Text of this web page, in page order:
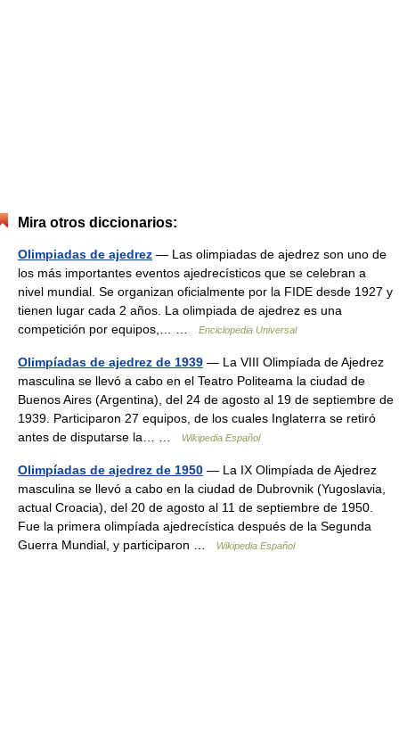
Mira otros diccionarios:
Olimpiadas de ajedrez — Las olimpiadas de ajedrez son uno de
los más importantes eventos ajedrecísticos que se celebran a
nivel mundial. Se organizan oficialmente por la FIDE desde 1927 y
tienen lugar cada 2 años. La olimpiada de ajedrez es una
competición por equipos,… …
Enciclopedia Universal
Olimpíadas de ajedrez de 1939 — La VIII Olimpíada de Ajedrez
masculina se llevó a cabo en el Teatro Politeama la ciudad de
Buenos Aires (Argentina), del 24 de agosto al 19 de septiembre de
1939. Participaron 27 equipos, de los cuales Inglaterra se retiró
antes de disputarse la… …
Wikipedia Español
Olimpíadas de ajedrez de 1950 — La IX Olimpíada de Ajedrez
masculina se llevó a cabo en la ciudad de Dubrovnik (Yugoslavia,
actual Croacia), del 20 de agosto al 11 de septiembre de 1950.
Fue la primera olimpíada ajedrecística después de la Segunda
Guerra Mundial, y participaron …
Wikipedia Español